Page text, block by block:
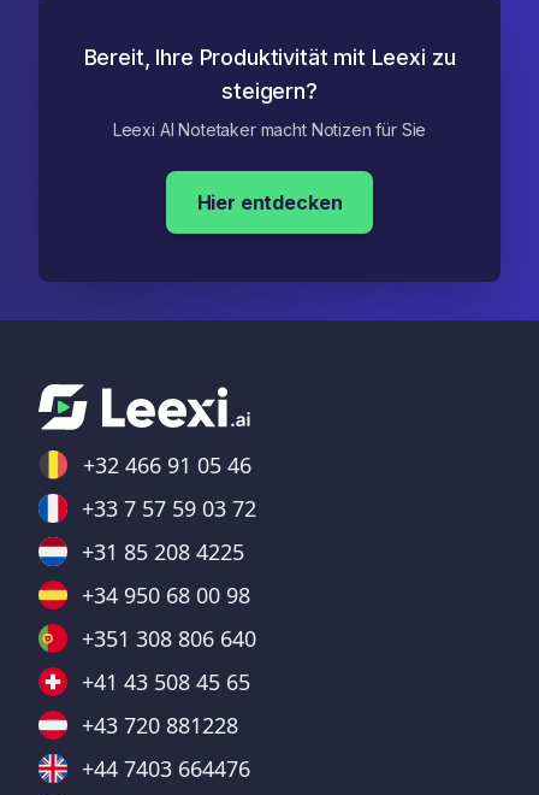
Bereit, Ihre Produktivität mit Leexi zu
steigern?
Leexi AI Notetaker macht Notizen für Sie
Hier entdecken
+32 466 91 05 46
+33 7 57 59 03 72
+31 85 208 4225
+34 950 68 00 98
+351 308 806 640
+41 43 508 45 65
+43 720 881228
+44 7403 664476